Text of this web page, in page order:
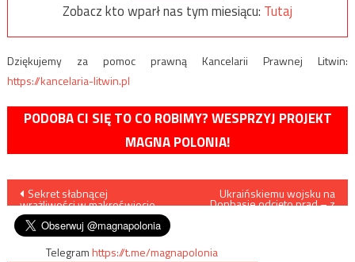
Zobacz kto wparł nas tym miesiącu: Tutaj
Dziękujemy za pomoc prawną Kancelarii Prawnej Litwin:
https://kancelaria-litwin.pl
PODOBA CI SIĘ TO CO ROBIMY? WESPRZYJ PROJEKT
MAGNA POLONIA!
Nawigacja
wpisu
Sekret słabnącej
wrażliwości w makroświecie.
Ukraińskiemu wojsku na
Donbasie odcięto prąd – z
Telegramhttps://t.me/magnapolonia